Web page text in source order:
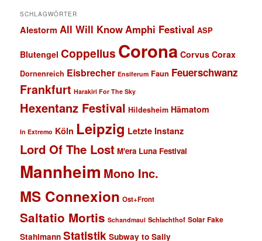
SCHLAGWÖRTER
Alestorm All Will KnowAmphi Festival ASP
Blutengel Coppelius Corona Corvus Corax
Dornenreich Eisbrecher Ensiferum Faun Feuerschwanz
Frankfurt Harakiri For The Sky
Hexentanz Festival Hildesheim Hämatom
In Extremo Köln Leipzig Letzte Instanz
Lord Of The Lost M'era Luna Festival
Mannheim Mono Inc.
MS Connexion Ost+Front
Saltatio Mortis Schandmaul Schlachthof Solar Fake
Stahlmann Statistik Subway to Sally